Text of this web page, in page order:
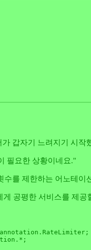
갑자기 느려지기 시
필요한 상황이네요."
수를 제한하는 어노테
공평한 서비스를 제공